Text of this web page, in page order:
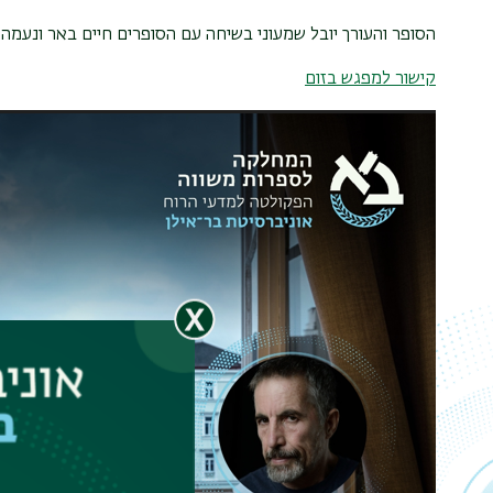
הסופר והעורך יובל שמעוני בשיחה עם הסופרים חיים באר
קישור למפגש בזום